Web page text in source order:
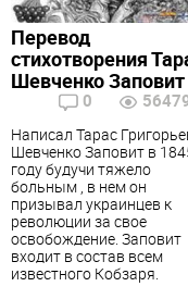
Перевод
стихотворения
Шевченко Заповит
0
Написал Тарас
Шевченко Заповит в
году будучи тяжело
больным , в нем он
призывал украинцев к
революции за свое
освобождение. Заповит
входит в состав всем
известного Кобзаря.